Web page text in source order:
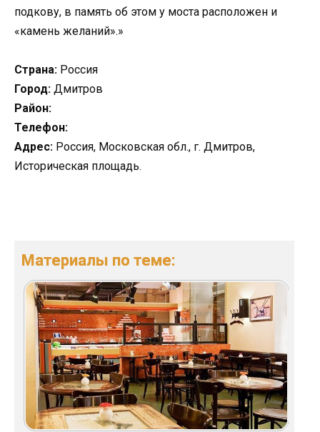
подкову, в память об этом у моста расположен и
«камень желаний».»
Страна: Россия
Город: Дмитров
Район:
Телефон:
Адрес: Россия, Московская обл., г. Дмитров,
Историческая площадь.
Материалы по теме: